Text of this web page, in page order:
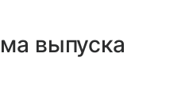
выпуска